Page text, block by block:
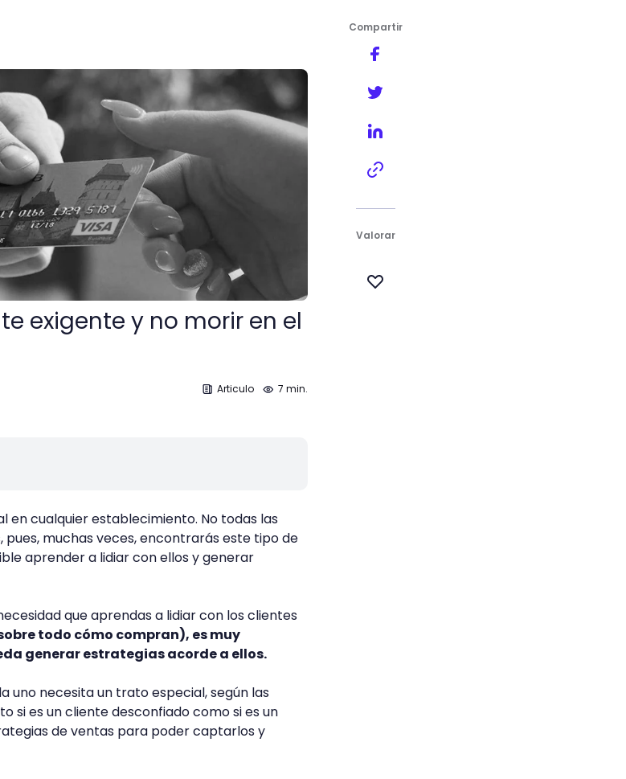
en el intento
exigente y no morir en el
Articulo 7 min.
en cualquier establecimiento. No todas las
muchas veces, encontrarás este tipo de
aprender a lidiar con ellos y generar
que aprendas a lidiar con los clientes
todo cómo compran), es muy
generar estrategias acorde a ellos.
uno necesita un trato especial, según las
si es un cliente desconfiado como si es un
de ventas para poder captarlos y
Compartir
Valorar